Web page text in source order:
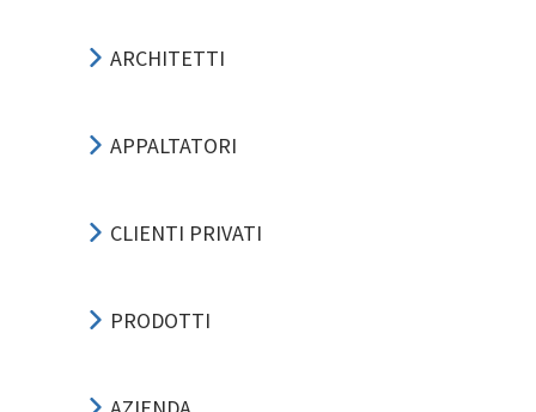
ARCHITETTI
APPALTATORI
CLIENTI PRIVATI
PRODOTTI